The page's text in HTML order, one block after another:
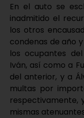
En el auto se
inadmitido el
los otros
condenas de año
los ocupantes
Iván, así como a
del anterior, y a
multas por
respectivamente,
mismas